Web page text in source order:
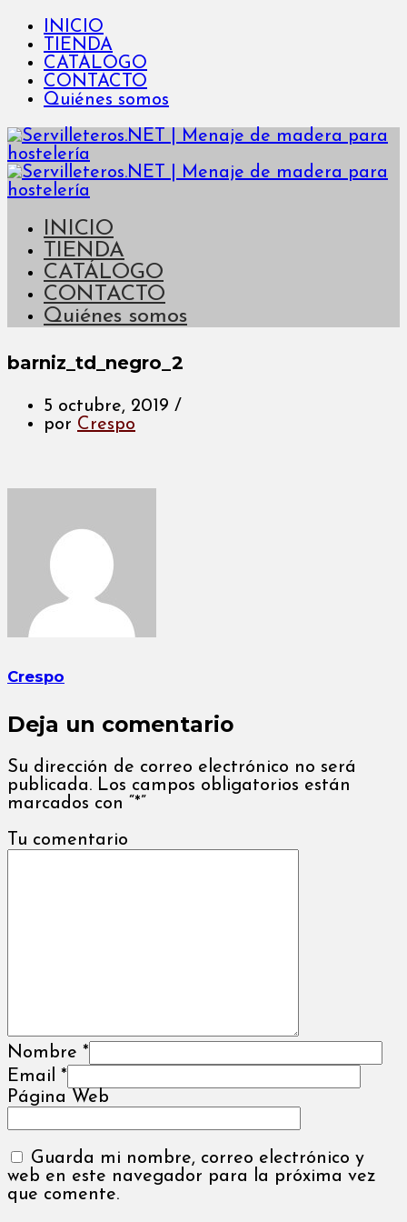
INICIO
TIENDA
CATÁLOGO
CONTACTO
Quiénes somos
INICIO
TIENDA
CATÁLOGO
CONTACTO
Quiénes somos
barniz_td_negro_2
5 octubre, 2019 /
por Crespo
Crespo
Deja un comentario
Su dirección de correo electrónico no será
publicada. Los campos obligatorios están
marcados con “*”
Tu comentario
Nombre *
Email *
Página Web
Guarda mi nombre, correo electrónico y
web en este navegador para la próxima vez
que comente.